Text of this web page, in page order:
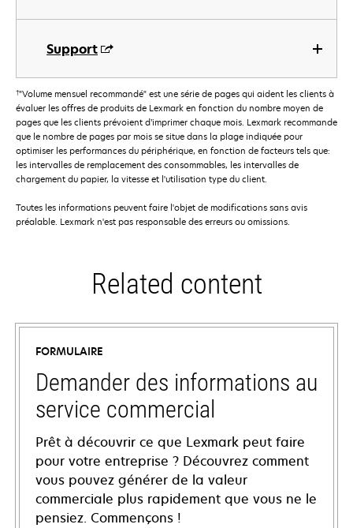
Support
†"Volume mensuel recommandé" est une série de pages qui aident les clients à
évaluer les offres de produits de Lexmark en fonction du nombre moyen de
pages que les clients prévoient d’imprimer chaque mois. Lexmark recommande
que le nombre de pages par mois se situe dans la plage indiquée pour
optimiser les performances du périphérique, en fonction de facteurs tels que:
les intervalles de remplacement des consommables, les intervalles de
chargement du papier, la vitesse et l'utilisation type du client.
Toutes les informations peuvent faire l'objet de modifications sans avis
préalable. Lexmark n'est pas responsable des erreurs ou omissions.
Related content
FORMULAIRE
Demander des informations au
service commercial
Prêt à découvrir ce que Lexmark peut faire
pour votre entreprise ? Découvrez comment
vous pouvez générer de la valeur
commerciale plus rapidement que vous ne le
pensiez. Commençons !